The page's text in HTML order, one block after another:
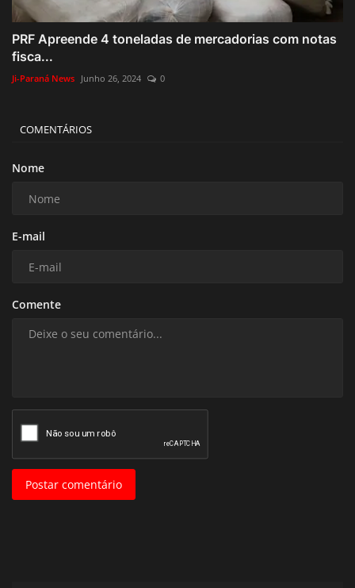
PRF Apreende 4 toneladas de mercadorias com notas
fisca...
Ji-Paraná News Junho 26, 2024 0
COMENTÁRIOS
Nome
E-mail
Comente
Postar comentário